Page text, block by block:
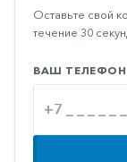
Паркинсон
Оставьте свой
течение 30
ВАШ